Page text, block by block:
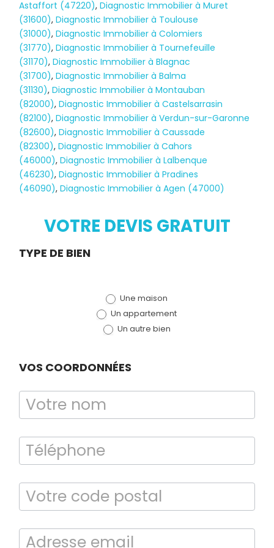
Diagnostic
Bilan énergétique
DPE
Astaffort (47220),Diagnostic Immobilier à Muret
(31600),Diagnostic Immobilier à Toulouse
(31000),Diagnostic Immobilier à Colomiers
(31770),Diagnostic Immobilier à Tournefeuille
(31170),Diagnostic Immobilier à Blagnac
(31700),Diagnostic Immobilier à Balma
(31130),Diagnostic Immobilier à Montauban
(82000),Diagnostic Immobilier à Castelsarrasin
(82100),Diagnostic Immobilier à Verdun-sur-Garonne
(82600),Diagnostic Immobilier à Caussade
(82300),Diagnostic Immobilier à Cahors
(46000),Diagnostic Immobilier à Lalbenque
(46230),Diagnostic Immobilier à Pradines
(46090),Diagnostic Immobilier à Agen (47000)
VOTRE DEVIS GRATUIT
Demande
TYPE DE BIEN
Une maison
Un appartement
Un autre bien
VOS COORDONNÉES